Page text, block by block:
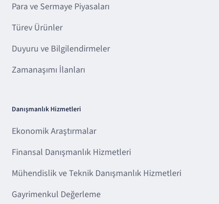
Para ve Sermaye Piyasaları
Türev Ürünler
Duyuru ve Bilgilendirmeler
Zamanaşımı İlanları
Danışmanlık Hizmetleri
Ekonomik Araştırmalar
Finansal Danışmanlık Hizmetleri
Mühendislik ve Teknik Danışmanlık Hizmetleri
Gayrimenkul Değerleme